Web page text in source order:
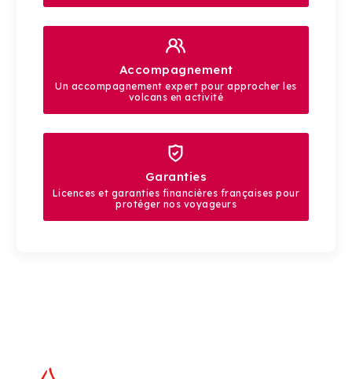
Accompagnement
Un accompagnement expert pour approcher les
volcans en activité
Garanties
Licences et garanties financières françaises pour
protéger nos voyageurs